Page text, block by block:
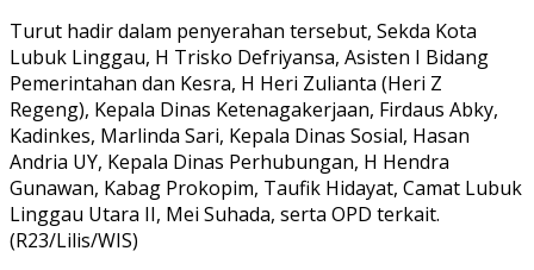
Turut hadir dalam penyerahan tersebut, Sekda Kota
Lubuk Linggau, H Trisko Defriyansa, Asisten I Bidang
Pemerintahan dan Kesra, H Heri Zulianta (Heri Z
Regeng), Kepala Dinas Ketenagakerjaan, Firdaus Abky,
Kadinkes, Marlinda Sari, Kepala Dinas Sosial, Hasan
Andria UY, Kepala Dinas Perhubungan, H Hendra
Gunawan, Kabag Prokopim, Taufik Hidayat, Camat Lubuk
Linggau Utara II, Mei Suhada, serta OPD terkait.
(R23/Lilis/WIS)